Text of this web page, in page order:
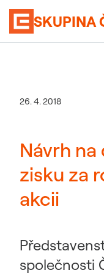
SKUPINA
Datum zveřejnění
26. 4. 2018
Návrh na
zisku za
akcii
společnosti